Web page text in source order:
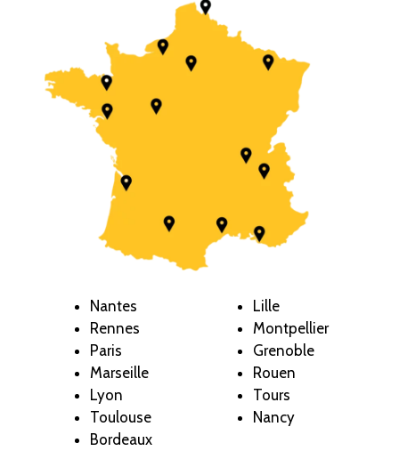
Nantes
Rennes
Paris
Marseille
Lyon
Toulouse
Bordeaux
Lille
Montpellier
Grenoble
Rouen
Tours
Nancy